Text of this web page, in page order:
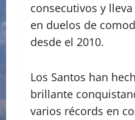
consecutivos y
en duelos de
desde el 2010.
Los Santos han
brillante
varios récords en